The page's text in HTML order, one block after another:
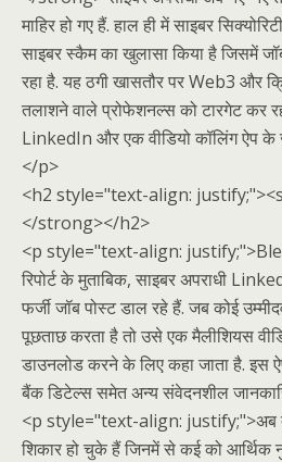
माहिर हो गए हैं. हाल ही में साइबर
साइबर स्कैम का खुलासा किया है जिसमें
रहा है. यह ठगी खासतौर पर Web3 और
तलाशने वाले प्रोफेशनल्स को टारगेट कर
LinkedIn और एक वीडियो कॉलिंग ऐप के
</p>
<h2 style="text-align:
</strong></h2>
<p style="text-align:
रिपोर्ट के मुताबिक, साइबर अपराधी
फर्जी जॉब पोस्ट डाल रहे हैं. जब कोई
पूछताछ करता है तो उसे एक मैलीशियस
डाउनलोड करने के लिए कहा जाता है. इस
बैंक डिटेल्स समेत अन्य संवेदनशील
<p style="text-align: justify;">अब
शिकार हो चुके हैं जिनमें से कई को आर्थिक